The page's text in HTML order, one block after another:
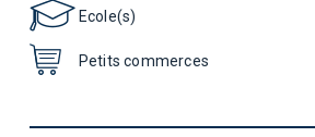
Ecole(s)
Petits commerces